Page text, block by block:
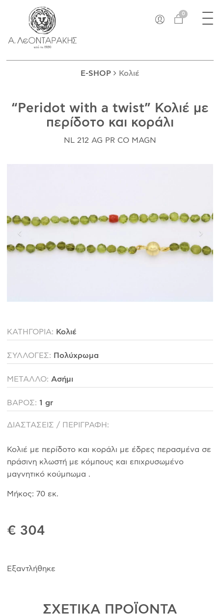
0 ×
E-SHOP
ΜΟΝΑΔΙΚΆ
ΒΡΑΧΙΌΛΙΑ
ΚΑΡΦΊΤΣΕΣ
ΙΣΤΟΡΊΑ
Ο ΛΟΓΑΡΙΑΣΜΌΣ ΜΟΥ
ΑΠΟΣΤΟΛΈΣ/ΕΠΙΣΤΡΟΦΈΣ
ΠΟΛΙΤΙΚΉ ΑΠΟΡΡΉΤΟΥ
E-SHOP Κολιέ
“Peridot with a twist” Κολιέ με
περίδοτο και κοράλι
NL 212 AG PR CO MAGN
ΚΑΤΗΓΟΡΙΑ: Κολιέ
ΣΥΛΛΟΓΕΣ: Πολύχρωμα
ΜΕΤΑΛΛΟ: Ασήμι
ΒΑΡΟΣ: 1 gr
ΔΙΑΣΤΑΣΕΙΣ / ΠΕΡΙΓΡΑΦΗ:
Κολιέ με περίδοτο και κοράλι με έδρες περασμένα σε
πράσινη κλωστή με κόμπους και επιχρυσωμένο
μαγνητικό κούμπωμα .
Μήκος: 70 εκ.
€ 304
Εξαντλήθηκε
ΣΧΕΤΙΚΑ ΠΡΟΪΟΝΤΑ